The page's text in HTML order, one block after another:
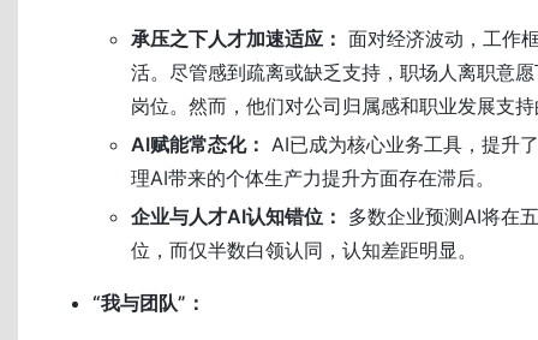
承压之下人才加速适应： 面对经济波动，工作
活。尽管感到疏离或缺乏支持，职场人离职意
岗位。然而，他们对公司归属感和职业发展支
AI赋能常态化： AI已成为核心业务工具，提升
理AI带来的个体生产力提升方面存在滞后。
企业与人才AI认知错位： 多数企业预测AI将在
位，而仅半数白领认同，认知差距明显。
“我与团队”：